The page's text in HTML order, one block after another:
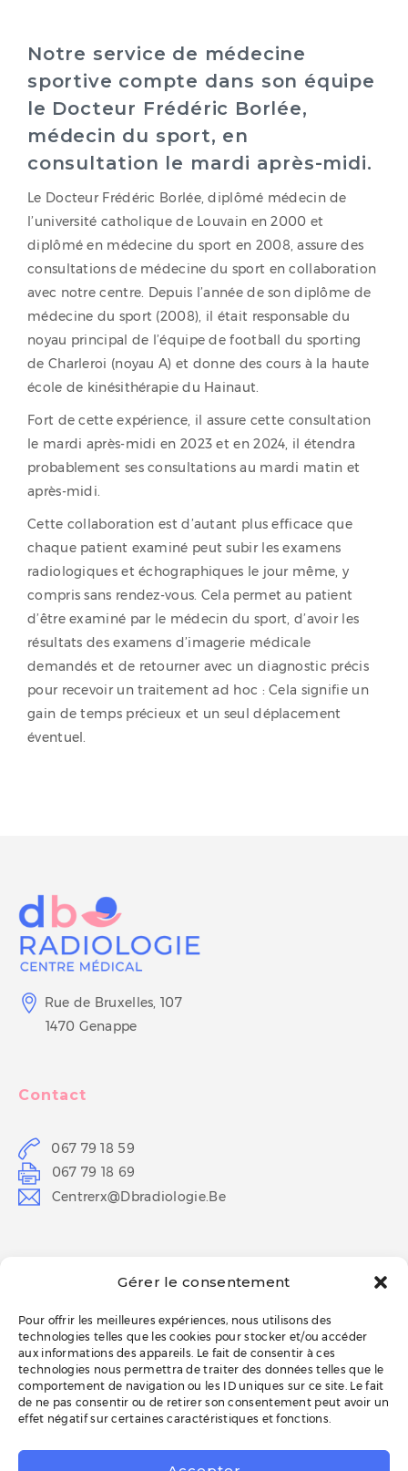
Gérer le consentement
Pour offrir les meilleures expériences, nous utilisons des
technologies telles que les cookies pour stocker et/ou accéder
aux informations des appareils. Le fait de consentir à ces
technologies nous permettra de traiter des données telles que le
comportement de navigation ou les ID uniques sur ce site. Le fait
de ne pas consentir ou de retirer son consentement peut avoir un
effet négatif sur certaines caractéristiques et fonctions.
Notre service de médecine
sportive compte dans son équipe
le Docteur Frédéric Borlée,
médecin du sport, en
consultation le mardi après-midi.
Le Docteur Frédéric Borlée, diplômé médecin de
l’université catholique de Louvain en 2000 et
diplômé en médecine du sport en 2008, assure des
consultations de médecine du sport en collaboration
avec notre centre. Depuis l’année de son diplôme de
médecine du sport (2008), il était responsable du
noyau principal de l’équipe de football du sporting
de Charleroi (noyau A) et donne des cours à la haute
école de kinésithérapie du Hainaut.
Fort de cette expérience, il assure cette consultation
le mardi après-midi en 2023 et en 2024, il étendra
probablement ses consultations au mardi matin et
après-midi.
Cette collaboration est d’autant plus efficace que
chaque patient examiné peut subir les examens
radiologiques et échographiques le jour même, y
compris sans rendez-vous. Cela permet au patient
d’être examiné par le médecin du sport, d’avoir les
résultats des examens d’imagerie médicale
demandés et de retourner avec un diagnostic précis
pour recevoir un traitement ad hoc : Cela signifie un
gain de temps précieux et un seul déplacement
éventuel.
Rue de Bruxelles, 107
1470 Genappe
Contact
067 79 18 59
067 79 18 69
Centrerx@dbradiologie.be
Lun-Ven8h30 – 18h
ESPACE PATIENT
BON À SAVOIR